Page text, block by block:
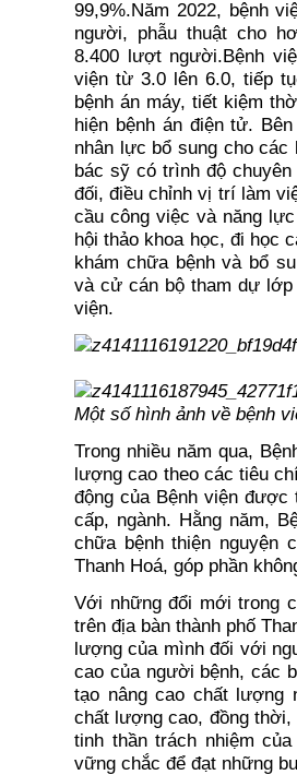
99,9%.Năm 2022, bệnh
người, phẫu thuật cho
8.400 lượt người.Bệnh
viện từ 3.0 lên 6.0, tiếp
bệnh án máy, tiết kiệm
hiện bệnh án điện tử.
nhân lực bổ sung cho các
bác sỹ có trình độ
đối, điều chỉnh vị trí làm
cầu công việc và năng
hội thảo khoa học, đi học
khám chữa bệnh và bổ
và cử cán bộ tham dự
viện.
Một số hình ảnh về bệnh
Trong nhiều năm qua,
lượng cao theo các tiêu
động của Bệnh viện được
cấp, ngành. Hằng năm,
chữa bệnh thiện nguyện
Thanh Hoá, góp phần
Với những đổi mới trong
trên địa bàn thành phố
lượng của mình đối với
cao của người bệnh, các
tạo nâng cao chất lượng
chất lượng cao, đồng
tinh thần trách nhiệm
vững chắc để đạt những